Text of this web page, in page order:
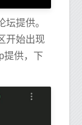
提供。
开始出现
提供，下